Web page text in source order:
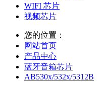
WIFI 芯片
视频芯片
您的位置：
网站首页
产品中心
蓝牙音箱芯片
AB530x/532x/5312B